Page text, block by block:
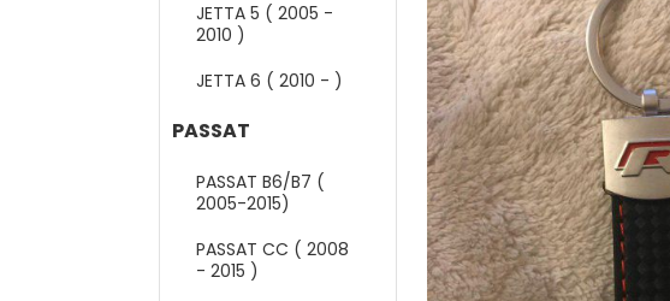
JETTA 5 ( 2005 -
2010 )
JETTA 6 ( 2010 - )
PASSAT
PASSAT B6/B7 (
2005-2015)
PASSAT CC ( 2008
- 2015 )